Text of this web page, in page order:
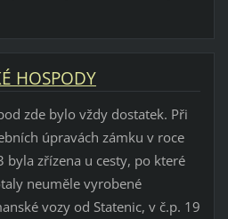
HOSPODY
zde bylo vždy dostatek. Při
úpravách zámku v roce
byla zřízena u cesty, po které
neuměle vyrobené
vozy od Statenic, v č.p. 19